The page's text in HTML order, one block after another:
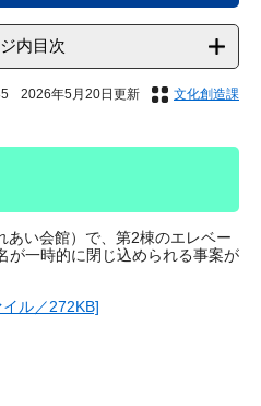
内目次
2026年5月20日更新 文化創造課
い会館）で、第2棟のエレベー
が一時的に閉じ込められる事案が
ル／272KB]